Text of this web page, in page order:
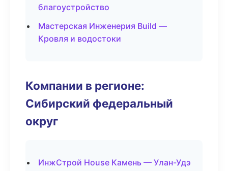
благоустройство
Мастерская Инженерия Build —
Кровля и водостоки
Компании в регионе:
Сибирский федеральный
округ
ИнжСтрой House Камень — Улан-Удэ